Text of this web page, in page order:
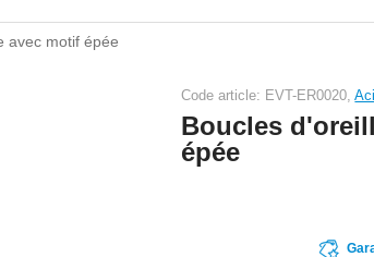
avec motif épée
Code article: EVT-ER0020,
Boucles
épée